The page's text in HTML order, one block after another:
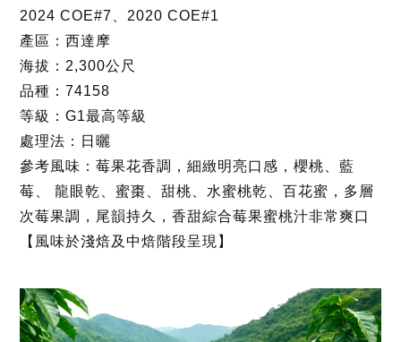
2024 COE#7、2020 COE#1
產區：西達摩
海拔：2,300公尺
品種：74158
等級：G1最高等級
處理法：日曬
參考風味：莓果花香調，細緻明亮口感，櫻桃、藍
莓、 龍眼乾、蜜棗、甜桃、水蜜桃乾、百花蜜，多層
次莓果調，尾韻持久，香甜綜合莓果蜜桃汁非常爽口
【風味於淺焙及中焙階段呈現】